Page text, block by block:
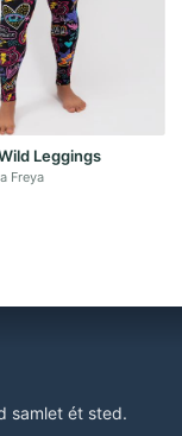
Leggings
Freya
samlet ét sted.